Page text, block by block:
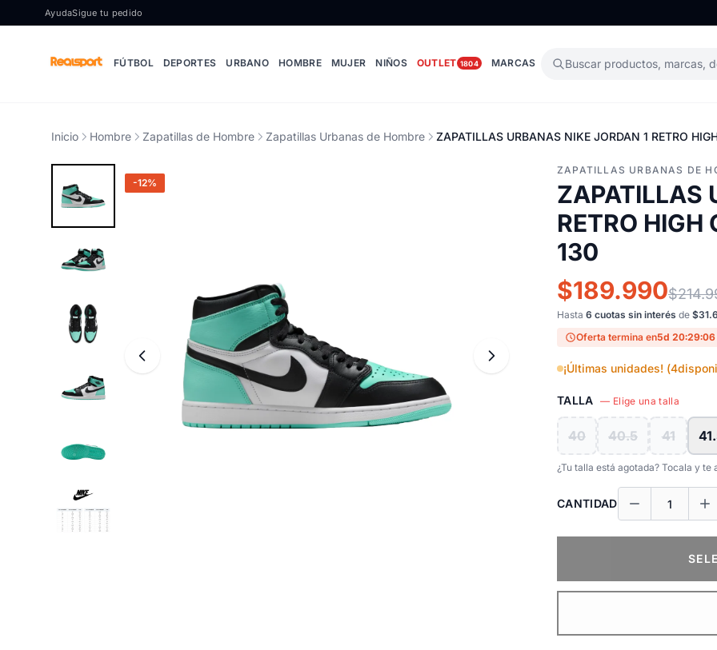
Ir al contenido
AyudaSigue tu pedido
FÚTBOL DEPORTES URBANO HOMBRE MUJER NIÑOS OUTLET 1804 MARCAS Buscar productos, marcas,
Inicio Hombre Zapatillas de Hombre Zapatillas Urbanas de Hombre ZAPATILLAS URBANAS NIKE JORDAN 1 RETRO
-12%
ZAPATILLAS URBANAS DE
ZAPATILLAS
RETRO
130
$189.990
Hasta 6 cuotas sin interés de
Oferta termina en5d 20:29:05
¡Últimas unidades! (4
TALLA — Elige una talla
40 40.5 41
¿Tu talla está agotada? Tocala y
CANTIDAD